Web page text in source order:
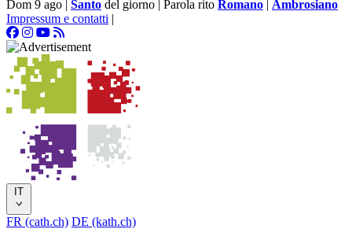
Dom 9 ago | Santo del giorno | Parola rito Romano | Ambrosiano
Impressum e contatti |
IT
FR (cath.ch) DE (kath.ch)